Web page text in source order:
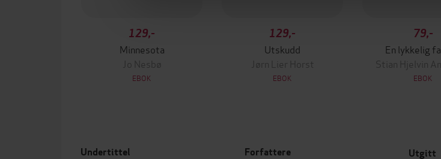
129,-
Minnesota
Jo Nesbø
EBOK
129,-
Utskudd
Jørn Lier Horst
EBOK
79,-
En lykkelig
Stian Hjelvin
EBOK
Undertittel Forfattere Utgitt